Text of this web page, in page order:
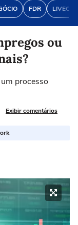
FDR
ou
processo
Exibir comentários